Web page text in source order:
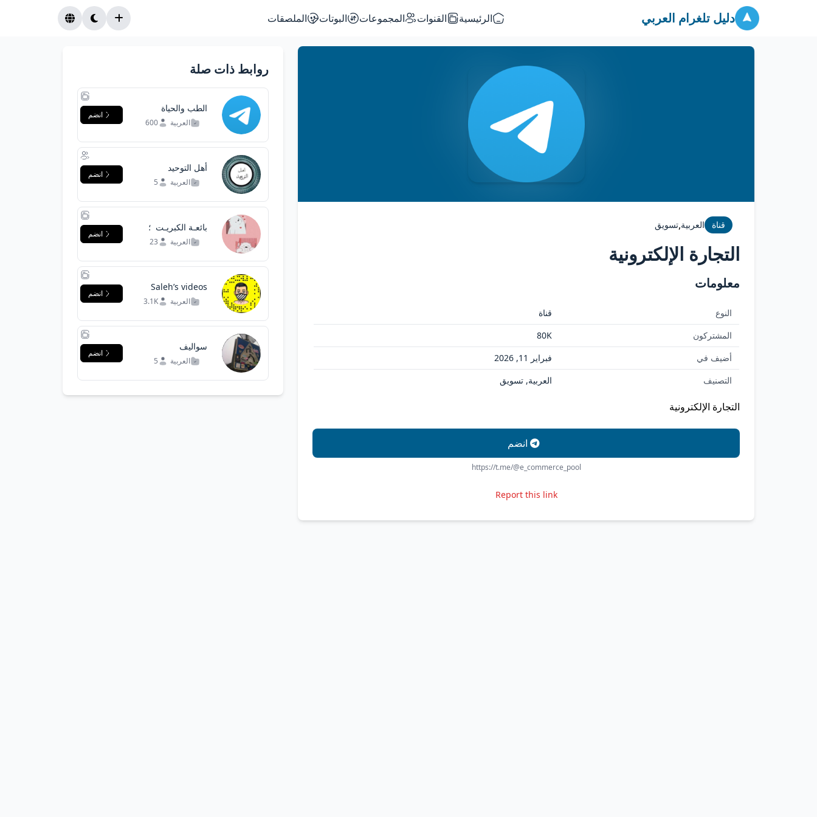
دليل تلغرام العربي الرئيسية القنوات المجموعات البوتات الملصقات
قناة العربية,تسويق
التجارة الإلكترونية
معلومات
النوع
قناة
المشتركون
80K
أضيف في
فبراير 11, 2026
التصنيف
العربية, تسويق
التجارة الإلكترونية
انضم
https://t.me/@e_commerce_pool
Report this link
روابط ذات صلة
الطب والحياة
العربية 600
انضم
أهل التوحيد
العربية 5
انضم
بائعـة الكبريـت ️ ؛
العربية 23
انضم
Saleh’s videos
العربية 3.1K
انضم
سواليف
العربية 5
انضم